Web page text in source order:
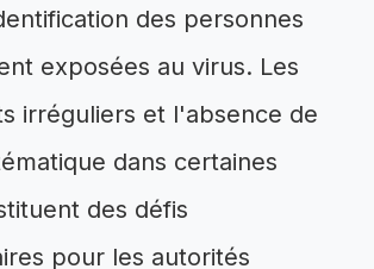
des personnes
exposées au virus. Les
irréguliers et l'absence de
dans certaines
des défis
pour les autorités